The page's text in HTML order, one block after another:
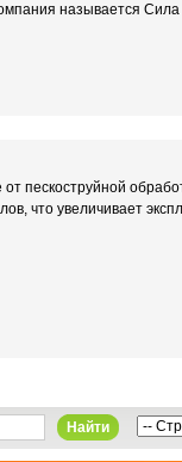
называется Сила
пескоструйной
что увеличивает
Найти